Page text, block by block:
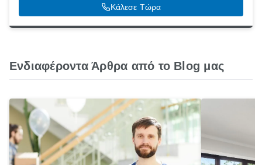
Κάλεσε Τώρα
Ενδιαφέροντα Άρθρα από το Blog μας